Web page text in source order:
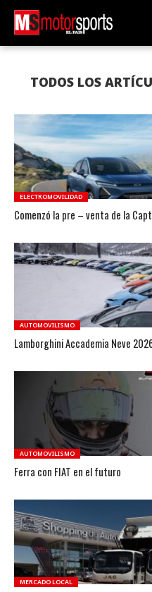
TODOS LOS
ELECTROMOVILIDAD
Comenzó la pre – venta de la
AUTOMOVILISMO
Lamborghini Accademia Neve
AUTOMOVILISMO
Ferra con FIAT en el futuro
MERCADO LOCAL